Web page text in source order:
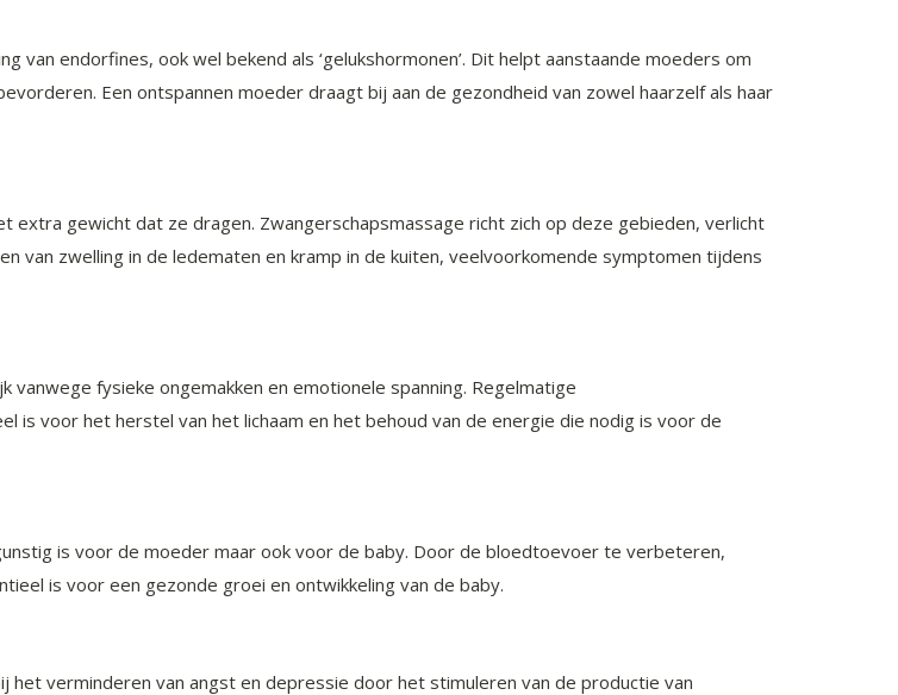
endorfines, ook wel bekend als ‘gelukshormonen’. Dit helpt aanstaande moeders om
Een ontspannen moeder draagt bij aan de gezondheid van zowel haarzelf als haar
extra gewicht dat ze dragen. Zwangerschapsmassage richt zich op deze gebieden, verlicht
van zwelling in de ledematen en kramp in de kuiten, veelvoorkomende symptomen tijdens
fysieke ongemakken en emotionele spanning. Regelmatige
is voor het herstel van het lichaam en het behoud van de energie die nodig is voor de
is voor de moeder maar ook voor de baby. Door de bloedtoevoer te verbeteren,
is voor een gezonde groei en ontwikkeling van de baby.
het verminderen van angst en depressie door het stimuleren van de productie van